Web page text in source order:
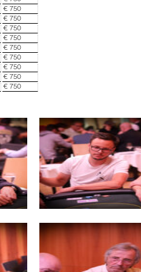
€ 750
€ 750
€ 750
€ 750
€ 750
€ 750
€ 750
€ 750
€ 750